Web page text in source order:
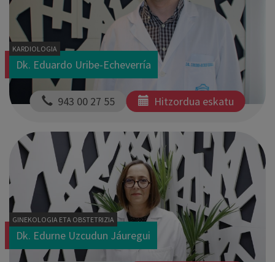
KARDIOLOGIA
Dk. Eduardo Uribe-Echeverría
943 00 27 55 Hitzordua eskatu
GINEKOLOGIA ETA OBSTETRIZIA
Dk. Edurne Uzcudun Jáuregui